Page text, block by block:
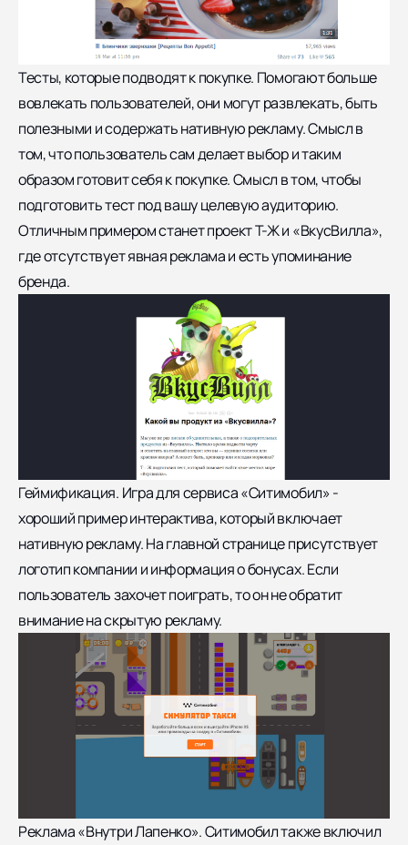
Тесты, которые подводят к покупке. Помогают больше
вовлекать пользователей, они могут развлекать, быть
полезными и содержать нативную рекламу. Смысл в
том, что пользователь сам делает выбор и таким
образом готовит себя к покупке. Смысл в том, чтобы
подготовить тест под вашу целевую аудиторию.
Отличным примером станетпроект Т-Ж и «ВкусВилла»,
где отсутствует явная реклама и есть упоминание
бренда.
Геймификация. Игра для сервиса «Ситимобил» -
хороший пример интерактива, который включает
нативную рекламу. На главной странице присутствует
логотип компании и информация о бонусах. Если
пользователь захочет поиграть, то он не обратит
внимание на скрытую рекламу.
Реклама «Внутри Лапенко». Ситимобил также включил